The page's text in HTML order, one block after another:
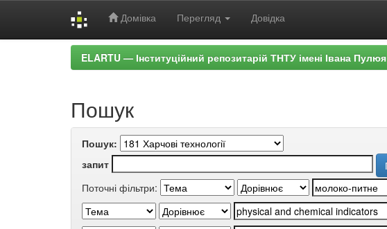
Домівка Перегляд Довідка
ELARTU — Інституційний репозитарій ТНТУ імені Івана Пулюя
Пошук
Пошук:
запит
Поточні фільтри: